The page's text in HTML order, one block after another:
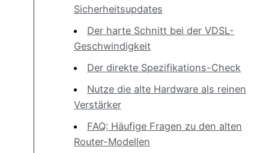
Sicherheitsupdates
Der harte Schnitt bei der VDSL-
Geschwindigkeit
Der direkte Spezifikations-Check
Nutze die alte Hardware als reinen
Verstärker
FAQ: Häufige Fragen zu den alten
Router-Modellen